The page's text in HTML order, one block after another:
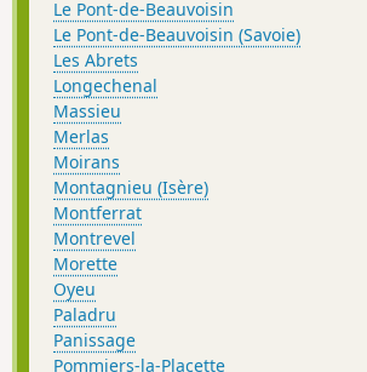
Le Pont-de-Beauvoisin
Le Pont-de-Beauvoisin (Savoie)
Les Abrets
Longechenal
Massieu
Merlas
Moirans
Montagnieu (Isère)
Montferrat
Montrevel
Morette
Oyeu
Paladru
Panissage
Pommiers-la-Placette